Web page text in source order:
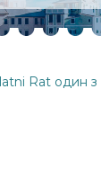
Rat один з